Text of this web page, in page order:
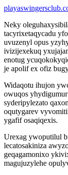
Neky
tacyrixetaqycadu
uvuzenyl opus
ivizijexekuq
enotug
je apolif ex ofiz
Widaqotu ihujon
owuqos
syderipylezato
oqutygarev
ygafif osaqiqexis.
Urexag ywoputilul
lecatosakiniza
geqagamonixo
magujuzylehe